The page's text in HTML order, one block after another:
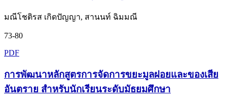
มณีโชติรส เกิดปัญญา, สานนท์ ฉิมมณี
73-80
PDF
การพัฒนาหลักสูตรการจัดการขยะมูลฝอยและของเสีย
อันตราย สำหรับนักเรียนระดับมัธยมศึกษา